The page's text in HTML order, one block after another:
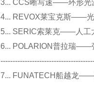
3... CCS晰写速——环形光
4... REVOX莱宝克斯——
5... SERIC索莱克——人工
6... POLARION普拉瑞——
7... FUNATECH船越龙——